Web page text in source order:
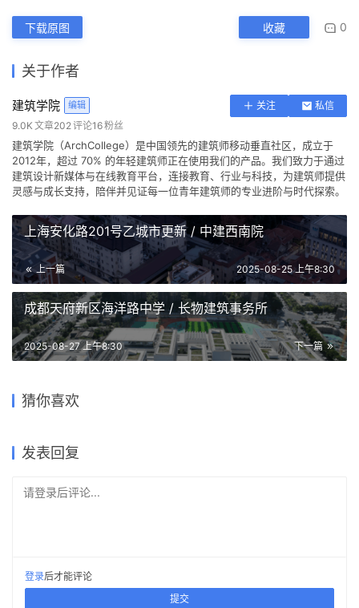
下载原图 收藏 0
关于作者
建筑学院 编辑 关注
私信
9.0K 文章202评论16粉丝
建筑学院（ArchCollege）是中国领先的建筑师移动垂直社区，成立于
2012年，超过 70% 的年轻建筑师正在使用我们的产品。我们致力于通过
建筑设计新媒体与在线教育平台，连接教育、行业与科技，为建筑师提供
灵感与成长支持，陪伴并见证每一位青年建筑师的专业进阶与时代探索。
上海安化路201号乙城市更新 / 中建西南院
上一篇 2025-08-25 上午8:30
成都天府新区海洋路中学 / 长物建筑事务所
下一篇
2025-08-27 上午8:30
猜你喜欢
意大利圣培露旗舰工厂 / BIG
发表回复
请登录后评论...
登录后才能评论
提交